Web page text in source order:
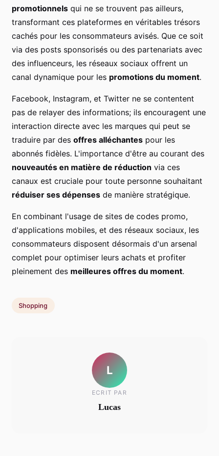
promotionnels qui ne se trouvent pas ailleurs,
transformant ces plateformes en véritables trésors
cachés pour les consommateurs avisés. Que ce soit
via des posts sponsorisés ou des partenariats avec
des influenceurs, les réseaux sociaux offrent un
canal dynamique pour les promotions du moment.
Facebook, Instagram, et Twitter ne se contentent
pas de relayer des informations; ils encouragent une
interaction directe avec les marques qui peut se
traduire par des offres alléchantes pour les
abonnés fidèles. L'importance d'être au courant des
nouveautés en matière de réduction via ces
canaux est cruciale pour toute personne souhaitant
réduiser ses dépenses de manière stratégique.
En combinant l'usage de sites de codes promo,
d'applications mobiles, et des réseaux sociaux, les
consommateurs disposent désormais d'un arsenal
complet pour optimiser leurs achats et profiter
pleinement des meilleures offres du moment.
Shopping
L
ECRIT PAR
Lucas